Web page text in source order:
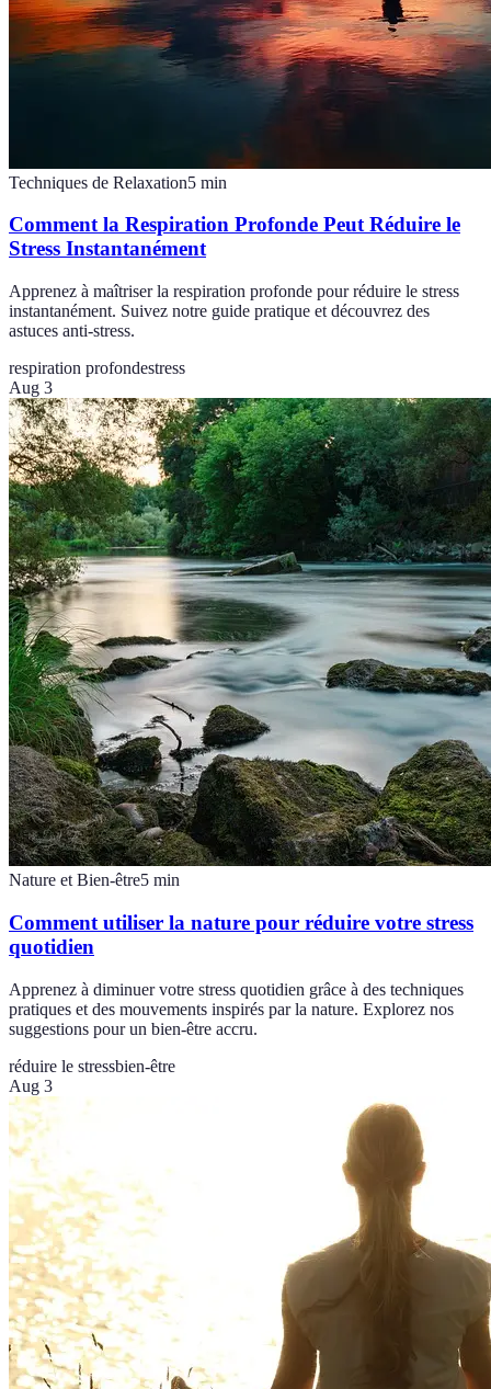
Techniques de Relaxation5 min
Comment la Respiration Profonde Peut Réduire le
Stress Instantanément
Apprenez à maîtriser la respiration profonde pour réduire le stress
instantanément. Suivez notre guide pratique et découvrez des
astuces anti-stress.
respiration profondestress
Aug 3
Nature et Bien-être5 min
Comment utiliser la nature pour réduire votre stress
quotidien
Apprenez à diminuer votre stress quotidien grâce à des techniques
pratiques et des mouvements inspirés par la nature. Explorez nos
suggestions pour un bien-être accru.
réduire le stressbien-être
Aug 3